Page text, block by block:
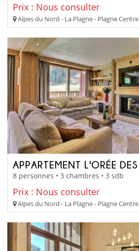
Prix : Nous consulter
Alpes du Nord - La Plagne - Plagne Centre
8 personnes • 3 chambres • 3 sdb
Prix : Nous consulter
Alpes du Nord - La Plagne - Plagne Centre